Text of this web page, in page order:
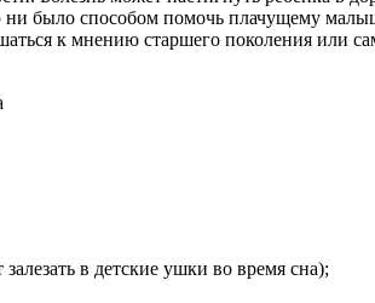
было способом помочь плачущему
к мнению старшего поколения или
в детские ушки во время сна);